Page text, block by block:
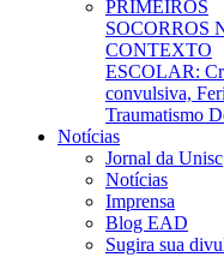
PRIMEIROS
SOCORROS
CONTEXTO
ESCOLAR:
convulsiva,
Traumatismo
Notícias
Jornal da Unisc
Notícias
Imprensa
Blog EAD
Sugira sua